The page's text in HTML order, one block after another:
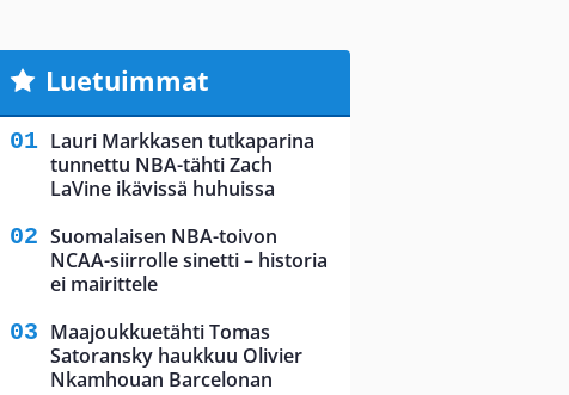
Luetuimmat
Lauri Markkasen tutkaparina
tunnettu NBA-tähti Zach
LaVine ikävissä huhuissa
Suomalaisen NBA-toivon
NCAA-siirrolle sinetti – historia
ei mairittele
Maajoukkuetähti Tomas
Satoransky haukkuu Olivier
Nkamhouan Barcelonan